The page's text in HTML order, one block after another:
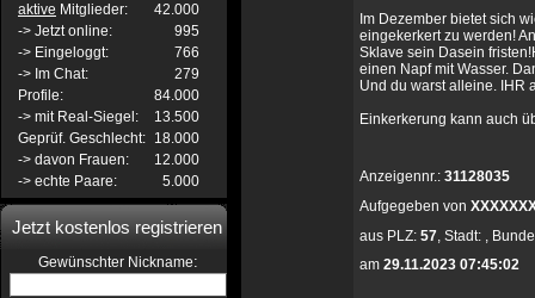
aktive Mitglieder:
42.000
-> Jetzt online:
995
-> Eingeloggt:
766
-> Im Chat:
279
Profile:
84.000
-> mit Real-Siegel:
13.500
Geprüf. Geschlecht: 18.000
-> davon Frauen:
12.000
-> echte Paare:
5.000
Jetzt kostenlos registrieren
Gewünschter Nickname:
Im Dezember bietet sich
eingekerkert zu werden!
Sklave sein Dasein
einen Napf mit Wasser.
Und du warst alleine. IHR
Einkerkerung kann auch
Anzeigennr.: 31128035
Aufgegeben von
aus PLZ: 57, Stadt: ,
am 29.11.2023 07:45:02